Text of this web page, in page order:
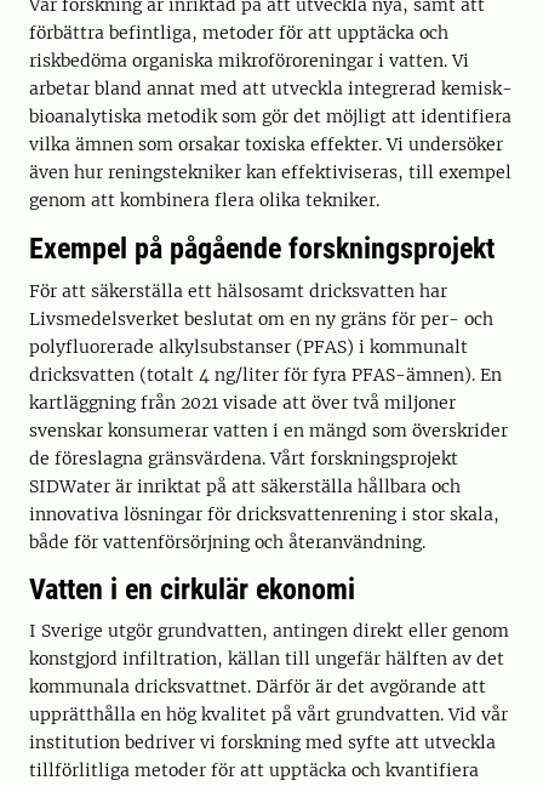
Vår forskning är inriktad på att utveckla nya, samt att
förbättra befintliga, metoder för att upptäcka och
riskbedöma organiska mikroföroreningar i vatten. Vi
arbetar bland annat med att utveckla integrerad kemisk-
bioanalytiska metodik som gör det möjligt att identifiera
vilka ämnen som orsakar toxiska effekter. Vi undersöker
även hur reningstekniker kan effektiviseras, till exempel
genom att kombinera flera olika tekniker.
Exempel på pågående forskningsprojekt
För att säkerställa ett hälsosamt dricksvatten har
Livsmedelsverket beslutat om en ny gräns för per- och
polyfluorerade alkylsubstanser (PFAS) i kommunalt
dricksvatten (totalt 4 ng/liter för fyra PFAS-ämnen). En
kartläggning från 2021 visade att över två miljoner
svenskar konsumerar vatten i en mängd som överskrider
de föreslagna gränsvärdena. Vårt forskningsprojekt
SIDWater är inriktat på att säkerställa hållbara och
innovativa lösningar för dricksvattenrening i stor skala,
både för vattenförsörjning och återanvändning.
Vatten i en cirkulär ekonomi
I Sverige utgör grundvatten, antingen direkt eller genom
konstgjord infiltration, källan till ungefär hälften av det
kommunala dricksvattnet. Därför är det avgörande att
upprätthålla en hög kvalitet på vårt grundvatten. Vid vår
institution bedriver vi forskning med syfte att utveckla
tillförlitliga metoder för att upptäcka och kvantifiera